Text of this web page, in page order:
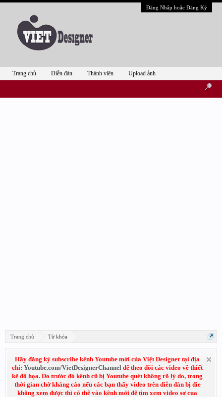
Đăng Nhập hoặc Đăng Ký
Trang chủ Từ khóa
Hãy đăng ký subscribe kênh Youtube mới của Việt Designer tại địa
chỉ: Youtube.com/VietDesignerChannel để theo dõi các video về thiết
kế đồ họa. Do trước đó kênh cũ bị Youtube quét không rõ lý do, trong
thời gian chờ kháng cáo nếu các bạn thấy video trên diễn đàn bị die
không xem được thì có thể vào kênh mới để tìm xem video sơ cua
Trang chủ Diễn đàn Thành viên Upload ảnh